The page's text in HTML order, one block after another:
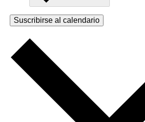
Suscribirse al calendario